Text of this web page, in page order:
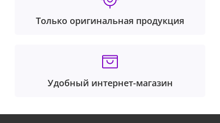
Только оригинальная продукция
Удобный интернет-магазин